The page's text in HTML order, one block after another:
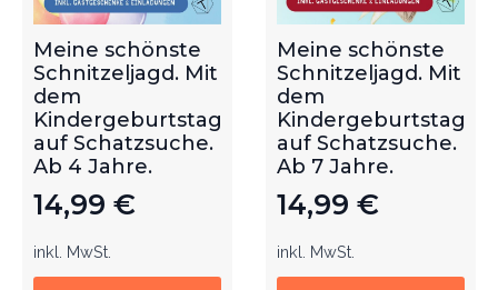
Meine schönste
Schnitzeljagd. Mit
dem
Kindergeburtstag
auf Schatzsuche.
Ab 4 Jahre.
14,99 €
inkl. MwSt.
Meine schönste
Schnitzeljagd. Mit
dem
Kindergeburtstag
auf Schatzsuche.
Ab 7 Jahre.
14,99 €
inkl. MwSt.